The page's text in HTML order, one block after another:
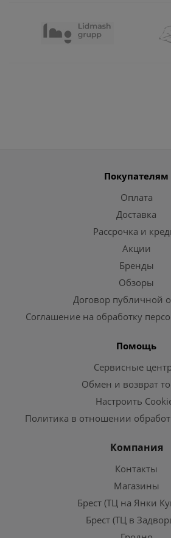
Покупателям
Оплата
Доставка
Рассрочка и
Акции
Бренды
Обзоры
Договор публичной
Соглашение на обработку
Помощь
Сервисные
Обмен и возврат
Настроить
Политика в отношении
Компания
Контакты
Магазины
Брест (ТЦ на Янки
Брест (ТЦ в